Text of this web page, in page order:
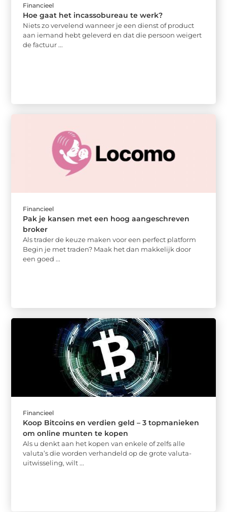
Financieel
Hoe gaat het incassobureau te werk?
Niets zo vervelend wanneer je een dienst of product
aan iemand hebt geleverd en dat die persoon weigert
de factuur ...
Financieel
Pak je kansen met een hoog aangeschreven
broker
Als trader de keuze maken voor een perfect platform
Begin je met traden? Maak het dan makkelijk door
een goed ...
Financieel
Koop Bitcoins en verdien geld – 3 topmanieken
om online munten te kopen
Als u denkt aan het kopen van enkele of zelfs alle
valuta’s die worden verhandeld op de grote valuta-
uitwisseling, wilt ...